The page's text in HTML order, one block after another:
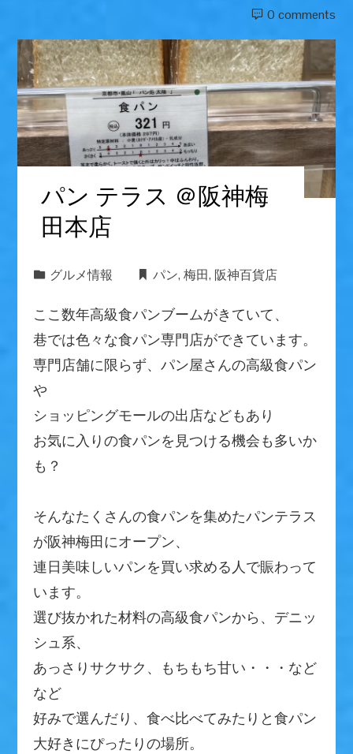
0 comments
パン テラス ＠阪神梅
田本店
グルメ情報 パン,梅田, 阪神百貨店
ここ数年高級食パンブームがきていて、
巷では色々な食パン専門店ができています。
専門店舗に限らず、パン屋さんの高級食パン
や
ショッピングモールの出店などもあり
お気に入りの食パンを見つける機会も多いか
も？
そんなたくさんの食パンを集めたパンテラス
が阪神梅田にオープン、
連日美味しいパンを買い求める人で賑わって
います。
選び抜かれた材料の高級食パンから、デニッ
シュ系、
あっさりサクサク、もちもち甘い・・・など
など
好みで選んだり、食べ比べてみたりと食パン
大好きにぴったりの場所。